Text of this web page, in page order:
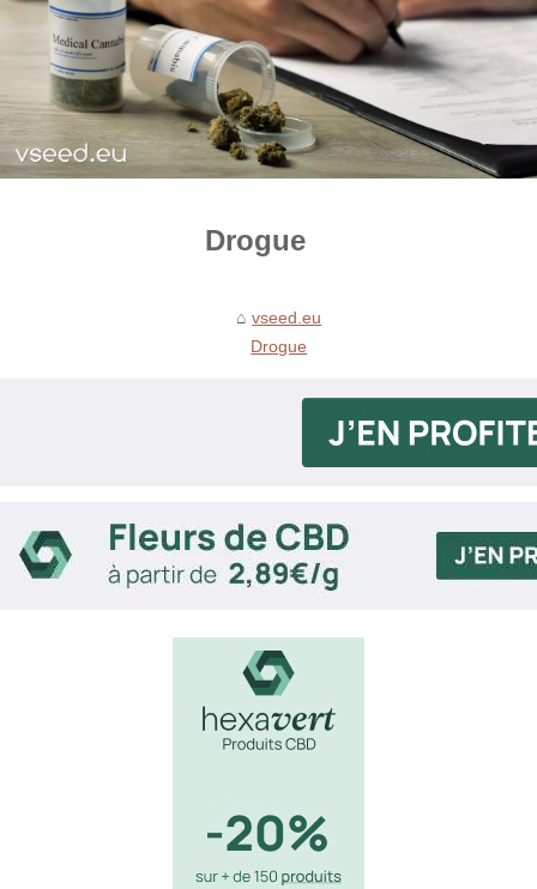
Drogue
vseed.eu
Drogue